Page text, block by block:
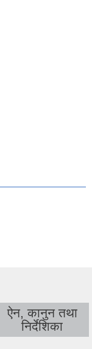
ऐन, कानुन तथा
निर्देशिका